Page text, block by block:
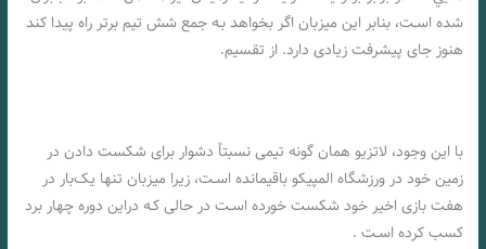
شده اسـت، بنابر این میزبان اگر بخواهد بـه جمع شش تیم برتر راه پیدا کند
هنوز جای پیشرفت زیادی دارد. از تقسیم.
با این وجود، لاتزیو همان‌ گونه تیمی نسبتاً دشوار برای شکست دادن در
زمین خود در ورزشگاه المپیکو باقیمانده اسـت، زیرا میزبان تنها یک‌بار در
هفت بازی اخیر خود شکست خورده اسـت در حالی کـه دراین دوره چهار برد
کسب کرده اسـت .